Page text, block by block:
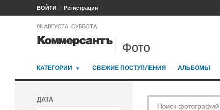
ВОЙТИ Регистрация
08 АВГУСТА, СУББОТА
Фото
КАТЕГОРИИ СВЕЖИЕ ПОСТУПЛЕНИЯ АЛЬБОМЫ
ДАТА